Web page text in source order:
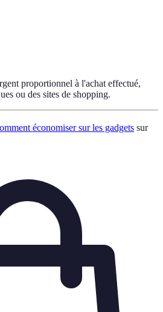
proportionnel à l'achat effectué,
ou des sites de shopping.
économiser sur les gadgets sur